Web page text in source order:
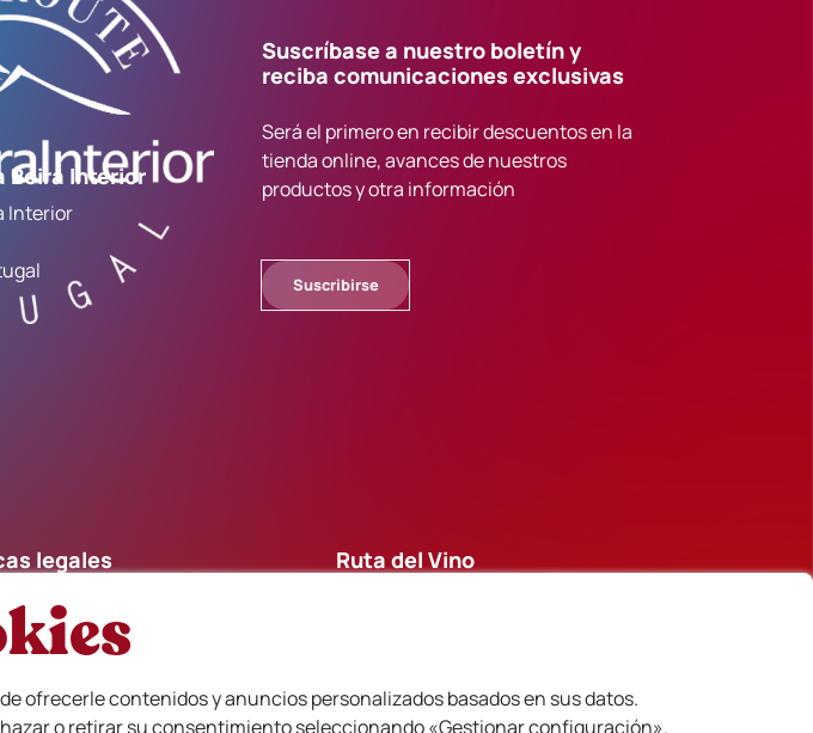
Beira Interior
Interior
Suscríbase a nuestro boletín y
reciba comunicaciones exclusivas
Será el primero en recibir descuentos en la
tienda online, avances de nuestros
productos y otra información
Suscribirse
legales
y condiciones de venta
reclamaciones
Ruta del Vino
Fundão
ofrecerle contenidos y anuncios personalizados basados en sus datos.
o retirar su consentimiento seleccionando «Gestionar configuración».